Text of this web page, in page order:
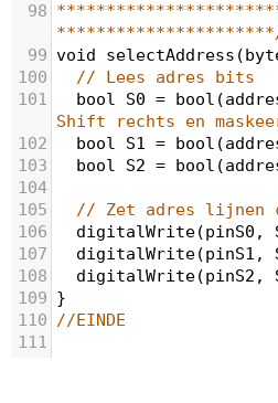
98
99 void selectAddress (
100
// Lees adres bits
101
bool S0 = bool (
Shift rechts en
102
bool S1 = bool (
103
bool S2 = bool (
104
105
// Zet adres lijnen
106
digitalWrite(pinS0 ,
107
digitalWrite(pinS1 ,
108
digitalWrite(pinS2 ,
109 }
110 //EINDE
111